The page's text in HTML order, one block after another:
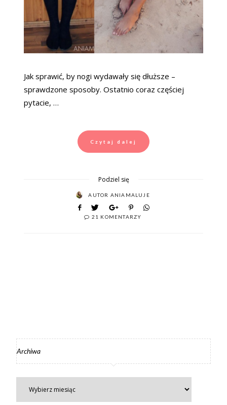
Jak sprawić, by nogi wydawały się dłuższe –
sprawdzone sposoby. Ostatnio coraz częściej
pytacie, …
Czytaj dalej
Podziel się
AUTOR ANIAMALUJE
21 KOMENTARZY
Archiwa